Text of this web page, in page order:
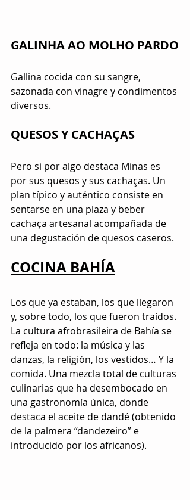
GALINHA AO MOLHO PARDO
Gallina cocida con su sangre,
sazonada con vinagre y condimentos
diversos.
QUESOS Y CACHAÇAS
Pero si por algo destaca Minas es
por sus quesos y sus cachaças. Un
plan típico y auténtico consiste en
sentarse en una plaza y beber
cachaça artesanal acompañada de
una degustación de quesos caseros.
COCINA BAHÍA
Los que ya estaban, los que llegaron
y, sobre todo, los que fueron traídos.
La cultura afrobrasileira de Bahía se
refleja en todo: la música y las
danzas, la religión, los vestidos… Y la
comida. Una mezcla total de culturas
culinarias que ha desembocado en
una gastronomía única, donde
destaca el aceite de dandé (obtenido
de la palmera “dandezeiro” e
introducido por los africanos).